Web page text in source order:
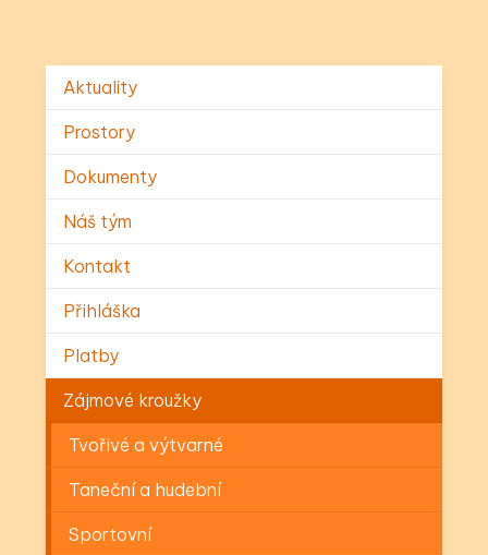
Aktuality
Prostory
Dokumenty
Náš tým
Kontakt
Přihláška
Platby
Zájmové kroužky
Tvořivé a výtvarné
Taneční a hudební
Sportovní